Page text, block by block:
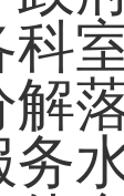
科
解
务